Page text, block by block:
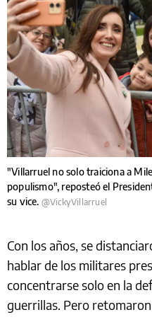
"Villarruel no solo traiciona a
populismo", reposteó el
su vice. @VickyVillarruel
Con los años, se
hablar de los militares
concentrarse solo en la
guerrillas. Pero